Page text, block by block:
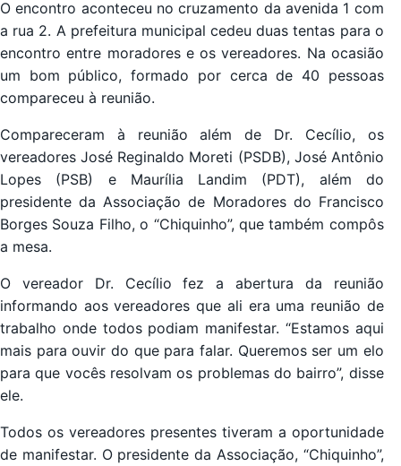
O encontro aconteceu no cruzamento da avenida 1 com
a rua 2. A prefeitura municipal cedeu duas tentas para o
encontro entre moradores e os vereadores. Na ocasião
um bom público, formado por cerca de 40 pessoas
compareceu à reunião.
Compareceram à reunião além de Dr. Cecílio, os
vereadores José Reginaldo Moreti (PSDB), José Antônio
Lopes (PSB) e Maurília Landim (PDT), além do
presidente da Associação de Moradores do Francisco
Borges Souza Filho, o “Chiquinho”, que também compôs
a mesa.
O vereador Dr. Cecílio fez a abertura da reunião
informando aos vereadores que ali era uma reunião de
trabalho onde todos podiam manifestar. “Estamos aqui
mais para ouvir do que para falar. Queremos ser um elo
para que vocês resolvam os problemas do bairro”, disse
ele.
Todos os vereadores presentes tiveram a oportunidade
de manifestar. O presidente da Associação, “Chiquinho”,